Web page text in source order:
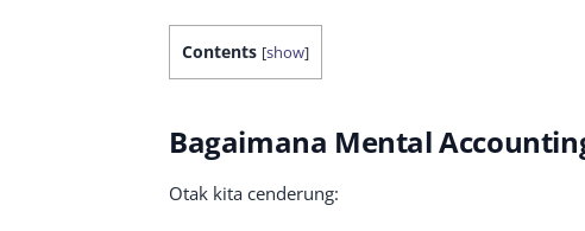
Contents [show]
Bagaimana Mental
Otak kita cenderung: